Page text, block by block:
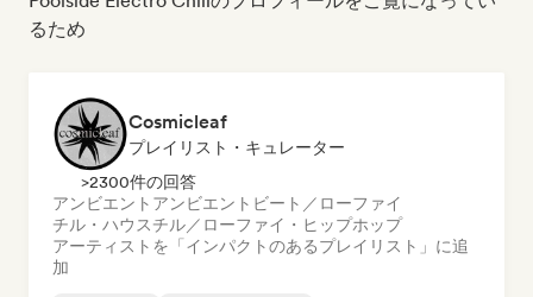
るため
Cosmicleaf
プレイリスト・キュレーター
>2300件の回答
アンビエント アンビエント ビート／ローファイ
チル・ハウスチル／ローファイ・ヒップホップ
アーティストを「インパクトのあるプレイリスト」に追
加